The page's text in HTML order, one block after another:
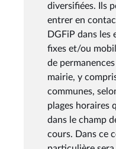
diversifiées. Ils
entrer en
DGFiP dans les
fixes et/ou
de
mairie, y
communes,
plages horaires
dans le champ
cours. Dans ce